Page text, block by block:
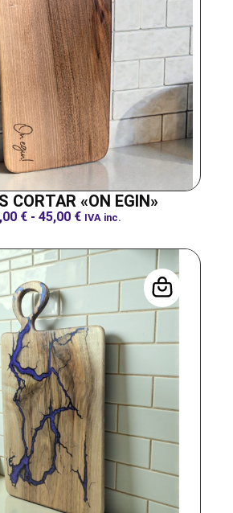
CORTAR «ON EGIN»
€ - 45,00 € IVA inc.